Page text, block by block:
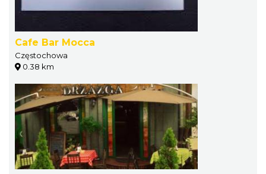
Cafe Bar Mocca
Częstochowa
0.38 km